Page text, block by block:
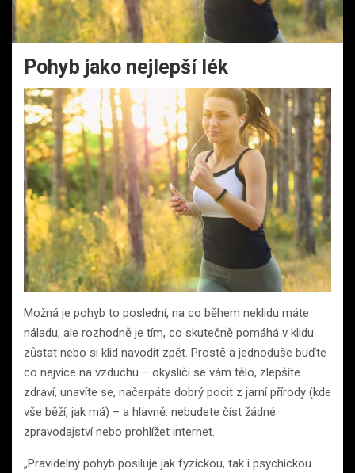
Pohyb jako nejlepší lék
Možná je pohyb to poslední, na co během neklidu máte
náladu, ale rozhodně je tím, co skutečně pomáhá v klidu
zůstat nebo si klid navodit zpět. Prostě a jednoduše buďte
co nejvíce na vzduchu – okysličí se vám tělo, zlepšíte
zdraví, unavíte se, načerpáte dobrý pocit z jarní přírody (kde
vše běží, jak má) – a hlavně: nebudete číst žádné
zpravodajství nebo prohlížet internet.
„Pravidelný pohyb posiluje jak fyzickou, tak i psychickou